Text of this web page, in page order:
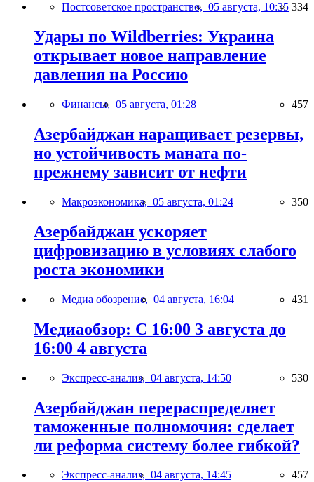
Постсоветское пространство, 05 августа, 10:35 334
Удары по Wildberries: Украина
открывает новое направление
давления на Россию
Финансы, 05 августа, 01:28 457
Азербайджан наращивает резервы,
но устойчивость маната по-
прежнему зависит от нефти
Макроэкономика, 05 августа, 01:24 350
Азербайджан ускоряет
цифровизацию в условиях слабого
роста экономики
Медиа обозрение, 04 августа, 16:04 431
Медиаобзор: С 16:00 3 августа до
16:00 4 августа
Экспресс-анализ, 04 августа, 14:50 530
Азербайджан перераспределяет
таможенные полномочия: сделает
ли реформа систему более гибкой?
Экспресс-анализ, 04 августа, 14:45 457